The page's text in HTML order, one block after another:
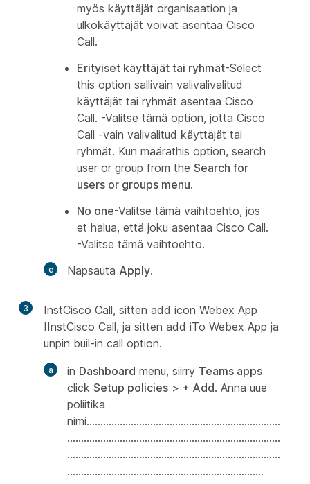
myös käyttäjät organisaation ja
ulkokäyttäjät voivat asentaa Cisco
Call.
Erityiset käyttäjät tai ryhmät-Select
this option sallivain valivalivalitud
käyttäjät tai ryhmät asentaa Cisco
Call. -Valitse tämä option, jotta Cisco
Call -vain valivalitud käyttäjät tai
ryhmät. Kun määrathis option, search
user or group from the Search for
users or groups menu.
No one-Valitse tämä vaihtoehto, jos
et halua, että joku asentaa Cisco Call.
-Valitse tämä vaihtoehto.
Napsauta Apply.
3
InstCisco Call, sitten add icon Webex App
IInstCisco Call, ja sitten add iTo Webex App ja
unpin buil-in call option.
in Dashboard menu, siirry Teams apps
click Setup policies > + Add. Anna uue
poliitika
nimi......................................................................
.............................................................................
.............................................................................
.......................................................................